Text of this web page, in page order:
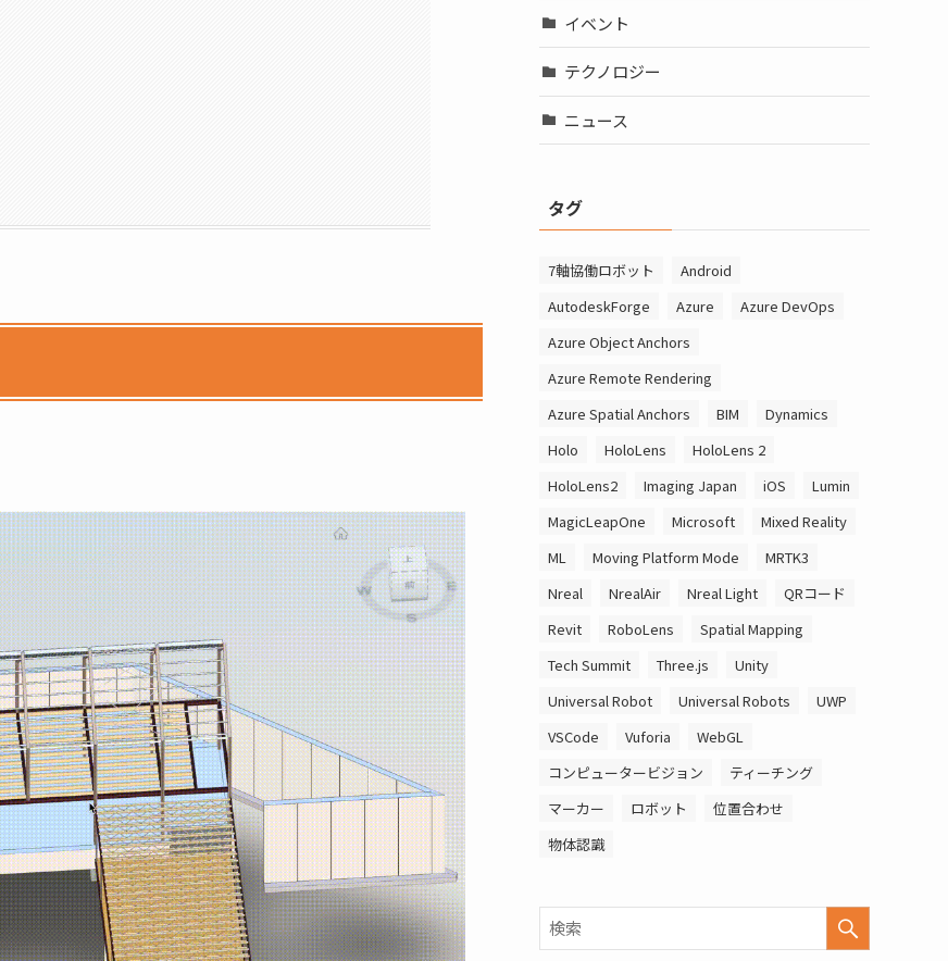
イベント
テクノロジー
ニュース
タグ
7軸協働ロボット
Android
AutodeskForge
Azure
Azure DevOps
Azure Object Anchors
Azure Remote Rendering
Azure Spatial Anchors
BIM
Dynamics
Holo
HoloLens
HoloLens 2
HoloLens2
Imaging Japan iOS
Lumin
MagicLeapOne
Microsoft
Mixed Reality
ML
Moving Platform Mode
MRTK3
Nreal
NrealAir Nreal Light
QRコード
Revit
RoboLens
Spatial Mapping
Tech Summit
Three.js
Unity
Universal Robot
Universal Robots
UWP
VSCode
Vuforia
WebGL
コンピュータービジョン
ティーチング
マーカー
ロボット
位置合わせ
物体認識